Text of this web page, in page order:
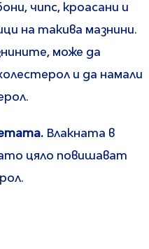
чипс, кроасани и
на такива мазнини.
може да
и да намали
Влакната в
цяло повишават